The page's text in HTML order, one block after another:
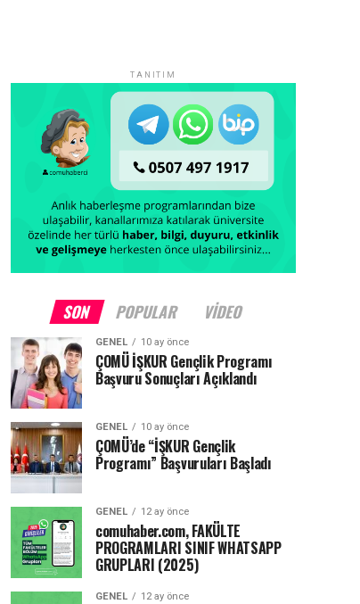
TANITIM
SON POPULAR VIDEO
GENEL 10 ay önce
ÇOMÜ İŞKUR Gençlik Programı
Başvuru Sonuçları Açıklandı
GENEL 10 ay önce
ÇOMÜ’de “İŞKUR Gençlik
Programı” Başvuruları Başladı
GENEL 12 ay önce
comuhaber.com, FAKÜLTE
PROGRAMLARI SINIF WHATSAPP
GRUPLARI (2025)
GENEL 12 ay önce